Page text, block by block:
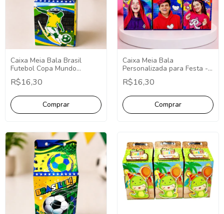
Caixa Meia Bala Brasil
Futebol Copa Mundo
Lembrancinhas 10
Unidades.
R$16,30
Caixa Meia Bala
Personalizada para Festa -
Fazemos Qualquer Tema -
Lembrancinha
R$16,30